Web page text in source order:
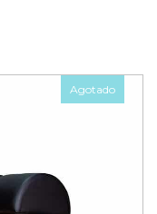
Agotado